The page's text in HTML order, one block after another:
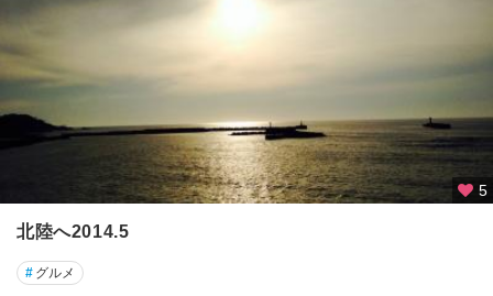
5
北陸へ2014.5
# グルメ